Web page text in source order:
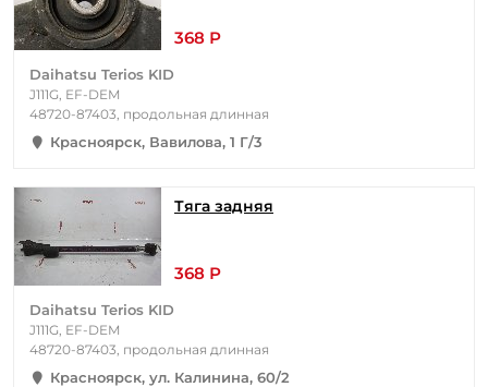
368 Р
Daihatsu Terios KID
J111G, EF-DEM
48720-87403, продольная длинная
Красноярск, Вавилова, 1 Г/3
Тяга задняя
368 Р
Daihatsu Terios KID
J111G, EF-DEM
48720-87403, продольная длинная
Красноярск, ул. Калинина, 60/2